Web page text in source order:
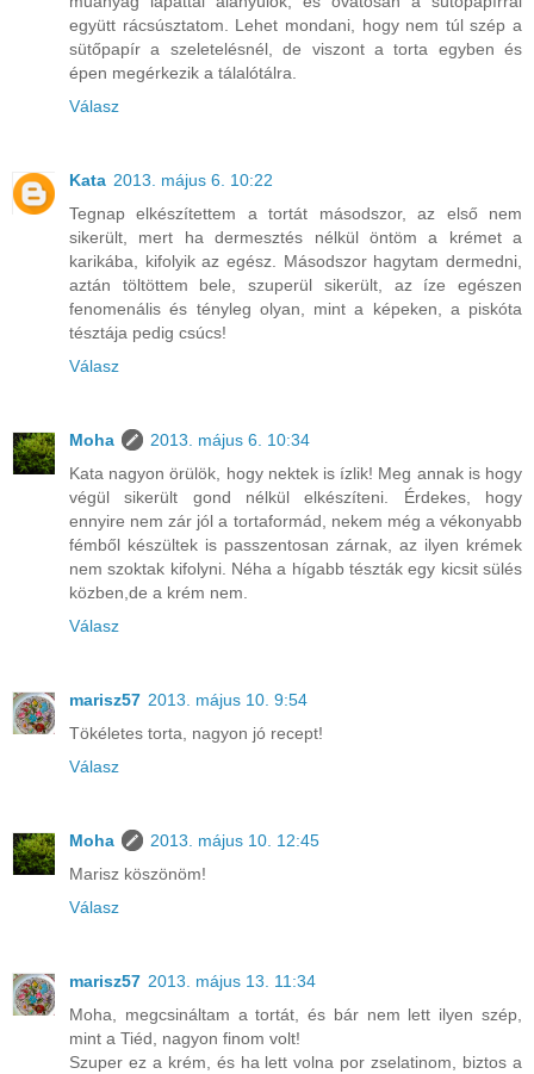
együtt rácsúsztatom. Lehet mondani, hogy nem túl szép a
sütőpapír a szeletelésnél, de viszont a torta egyben és
épen megérkezik a tálalótálra.
Válasz
Kata 2013. május 6. 10:22
Tegnap elkészítettem a tortát másodszor, az első nem
sikerült, mert ha dermesztés nélkül öntöm a krémet a
karikába, kifolyik az egész. Másodszor hagytam dermedni,
aztán töltöttem bele, szuperül sikerült, az íze egészen
fenomenális és tényleg olyan, mint a képeken, a piskóta
tésztája pedig csúcs!
Válasz
Moha
2013. május 6. 10:34
Kata nagyon örülök, hogy nektek is ízlik! Meg annak is hogy
végül sikerült gond nélkül elkészíteni. Érdekes, hogy
ennyire nem zár jól a tortaformád, nekem még a vékonyabb
fémből készültek is passzentosan zárnak, az ilyen krémek
nem szoktak kifolyni. Néha a hígabb tészták egy kicsit sülés
közben,de a krém nem.
Válasz
marisz57 2013. május 10. 9:54
Tökéletes torta, nagyon jó recept!
Válasz
Moha
2013. május 10. 12:45
Marisz köszönöm!
Válasz
marisz57 2013. május 13. 11:34
Moha, megcsináltam a tortát, és bár nem lett ilyen szép,
mint a Tiéd, nagyon finom volt!
Szuper ez a krém, és ha lett volna por zselatinom, biztos a